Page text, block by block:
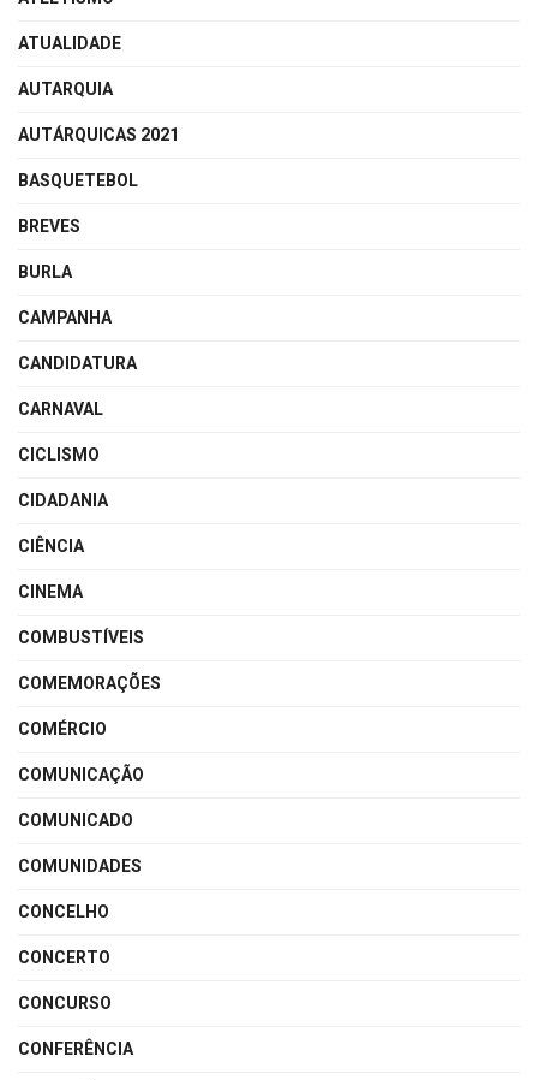
ATUALIDADE
AUTARQUIA
AUTÁRQUICAS 2021
BASQUETEBOL
BREVES
BURLA
CAMPANHA
CANDIDATURA
CARNAVAL
CICLISMO
CIDADANIA
CIÊNCIA
CINEMA
COMBUSTÍVEIS
COMEMORAÇÕES
COMÉRCIO
COMUNICAÇÃO
COMUNICADO
COMUNIDADES
CONCELHO
CONCERTO
CONCURSO
CONFERÊNCIA